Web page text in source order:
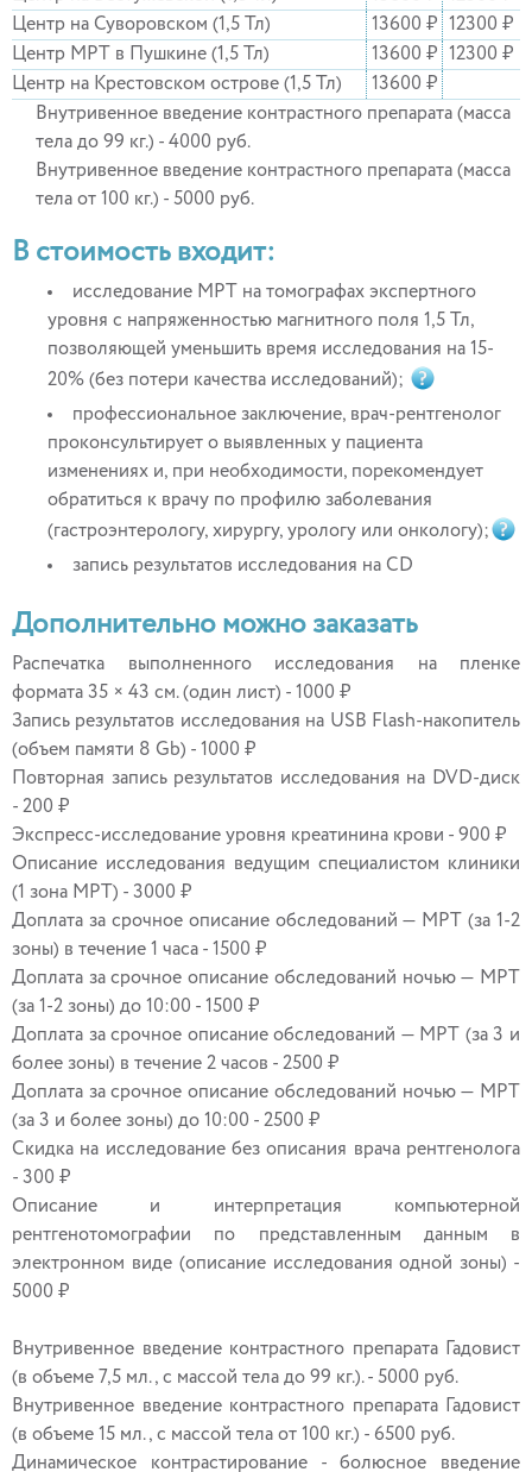
Центр на Суворовском (1,5 Тл)
13600 ₽
12300 ₽
Центр МРТ в Пушкине (1,5 Тл)
13600 ₽
12300 ₽
Центр на Крестовском острове (1,5 Тл)
13600 ₽
Внутривенное введение контрастного препарата (масса
тела до 99 кг.) - 4000 руб.
Внутривенное введение контрастного препарата (масса
тела от 100 кг.) - 5000 руб.
В стоимость входит:
исследование МРТ на томографах экспертного
уровня с напряженностью магнитного поля 1,5 Тл,
позволяющей уменьшить время исследования на 15-
20% (без потери качества исследований);
профессиональное заключение, врач-рентгенолог
проконсультирует о выявленных у пациента
изменениях и, при необходимости, порекомендует
обратиться к врачу по профилю заболевания
(гастроэнтерологу, хирургу, урологу или онкологу);
запись результатов исследования на CD
Дополнительно можно заказать
Распечатка выполненного исследования на пленке
формата 35 × 43 см. (один лист) - 1000 ₽
Запись результатов исследования на USB Flash-накопитель
(объем памяти 8 Gb) - 1000 ₽
Повторная запись результатов исследования на DVD-диск
- 200 ₽
Экспресс-исследование уровня креатинина крови - 900 ₽
Описание исследования ведущим специалистом клиники
(1 зона МРТ) - 3000 ₽
Доплата за срочное описание обследований — МРТ (за 1-2
зоны) в течение 1 часа - 1500 ₽
Доплата за срочное описание обследований ночью — МРТ
(за 1-2 зоны) до 10:00 - 1500 ₽
Доплата за срочное описание обследований — МРТ (за 3 и
более зоны) в течение 2 часов - 2500 ₽
Доплата за срочное описание обследований ночью — МРТ
(за 3 и более зоны) до 10:00 - 2500 ₽
Скидка на исследование без описания врача рентгенолога
- 300 ₽
Описание и интерпретация компьютерной
рентгенотомографии по представленным данным в
электронном виде (описание исследования одной зоны) -
5000 ₽
Внутривенное введение контрастного препарата Гадовист
(в объеме 7,5 мл., с массой тела до 99 кг.). - 5000 руб.
Внутривенное введение контрастного препарата Гадовист
(в объеме 15 мл., с массой тела от 100 кг.) - 6500 руб.
Динамическое контрастирование - болюсное введение